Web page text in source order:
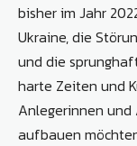
bisher im Jahr
Ukraine, die
und die
harte Zeiten und
Anlegerinnen und
aufbauen